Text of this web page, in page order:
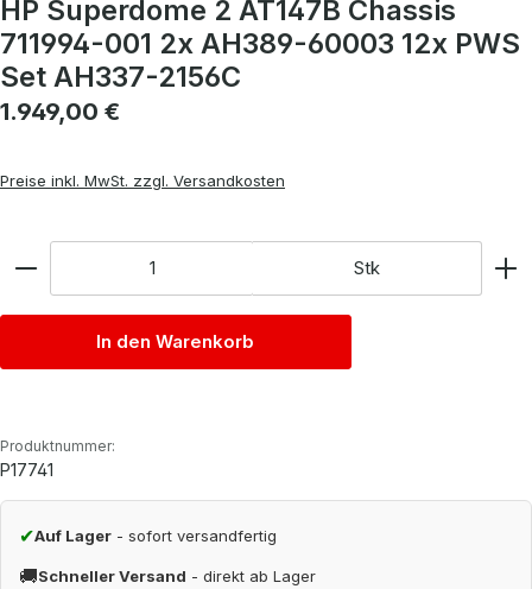
HP Superdome 2 AT147B Chassis
711994-001 2x AH389-60003 12x PWS
Set AH337-2156C
Regulärer Preis:
1.949,00 €
Preise inkl. MwSt. zzgl. Versandkosten
Stk
In den Warenkorb
Produktnummer:
P17741
✔Auf Lager - sofort versandfertig
🚚Schneller Versand - direkt ab Lager